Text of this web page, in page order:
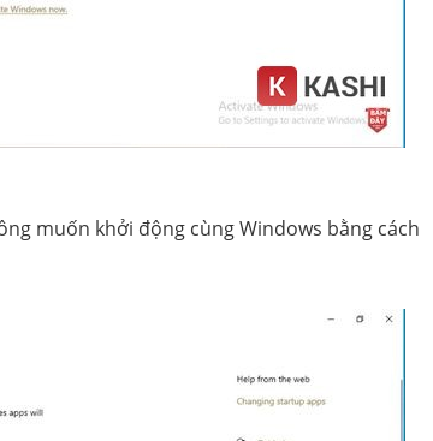
muốn khởi động cùng Windows bằng cách